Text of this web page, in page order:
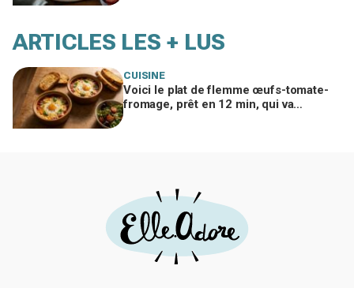
ARTICLES LES + LUS
CUISINE
Voici le plat de flemme œufs-tomate-
fromage, prêt en 12 min, qui va